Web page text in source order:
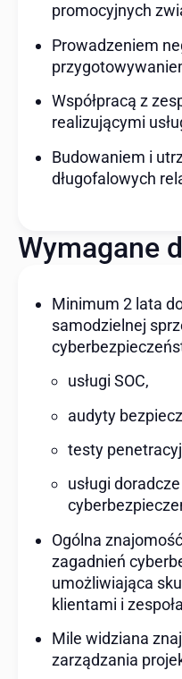
promocyjnych
Prowadzeniem
Współpracą z
realizującymi
Budowaniem i
długofalowych
Wymagane
Minimum 2 lata
samodzielnej
usługi SOC,
audyty
testy
usługi
Ogólna
zagadnień
umożliwiająca
klientami i
Mile widziana
zarządzania